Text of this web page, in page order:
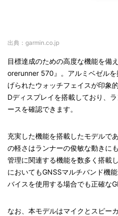
出典：garmin.co.jp
目標達成のための高度な機能を備
orerunner 570』。アルミベゼル
げられたウォッチフェイスが印象
Dディスプレイを搭載しており、
ースを確認できます。
充実した機能を搭載したモデルで
の軽さはランナーの俊敏な動きに
管理に関連する機能を数多く搭載
においてもGNSSマルチバンド機
バイスを使用する場合でも正確な
なお、本モデルはマイクとスピー